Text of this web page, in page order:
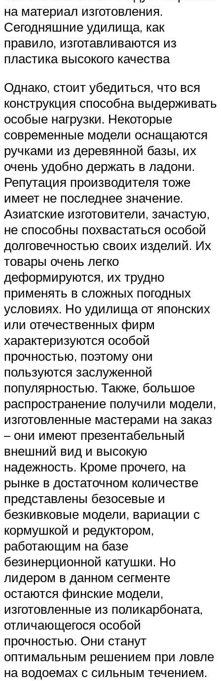
на материал изготовления.
Сегодняшние удилища, как
правило, изготавливаются из
пластика высокого качества
Однако, стоит убедиться, что вся
конструкция способна выдерживать
особые нагрузки. Некоторые
современные модели оснащаются
ручками из деревянной базы, их
очень удобно держать в ладони.
Репутация производителя тоже
имеет не последнее значение.
Азиатские изготовители, зачастую,
не способны похвастаться особой
долговечностью своих изделий. Их
товары очень легко
деформируются, их трудно
применять в сложных погодных
условиях. Но удилища от японских
или отечественных фирм
характеризуются особой
прочностью, поэтому они
пользуются заслуженной
популярностью. Также, большое
распространение получили модели,
изготовленные мастерами на заказ
– они имеют презентабельный
внешний вид и высокую
надежность. Кроме прочего, на
рынке в достаточном количестве
представлены безосевые и
безкивковые модели, вариации с
кормушкой и редуктором,
работающим на базе
безинерционной катушки. Но
лидером в данном сегменте
остаются финские модели,
изготовленные из поликарбоната,
отличающегося особой
прочностью. Они станут
оптимальным решением при ловле
на водоемах с сильным течением.